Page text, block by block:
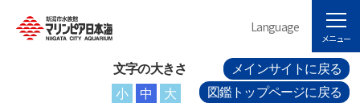
文字の大きさ
小
中 大
メインサイトに戻る
図鑑トップページに戻る
Language
メニュー